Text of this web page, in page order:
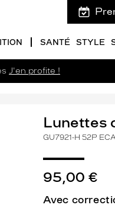
SANTÉ STYLE
J'en profite !
Lunettes
GU7921-H 52P
95,00 €
Avec